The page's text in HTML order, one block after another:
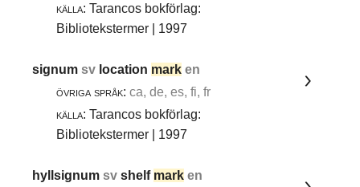
källa: Tarancos bokförlag:
Bibliotekstermer | 1997
signumsv location mark en
övriga språk: ca, de, es, fi, fr
källa: Tarancos bokförlag:
Bibliotekstermer | 1997
hyllsignumsvshelf mark en